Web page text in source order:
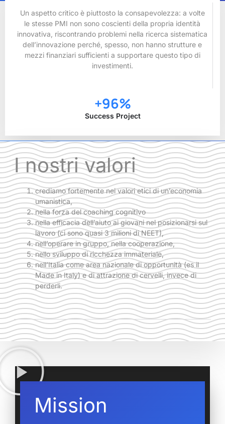
Un aspetto critico è piuttosto la consapevolezza: a volte
le stesse PMI non sono coscienti della propria identità
innovativa, riscontrando problemi nella ricerca sistematica
dell’innovazione perché, spesso, non hanno strutture e
mezzi finanziari sufficienti a supportare questo tipo di
investimenti.
Success Project
+96%
I nostri valori
crediamo fortemente nei valori etici di un’economia
umanistica,
nella forza del coaching cognitivo
nella efficacia dell’aiuto ai giovani nel posizionarsi sul
lavoro (ci sono quasi 3 milioni di NEET),
nell’operare in gruppo, nella cooperazione,
nello sviluppo di ricchezza immateriale,
nell’Italia come area nazionale di opportunità (es il
Made in Italy) e di attrazione di cervelli, invece di
perderli.
Mission